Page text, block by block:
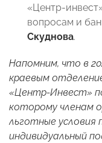
«Центр-
вопросам и
Скуднова.
Напомним, что в
краевым
«Центр-Инвест»
которому членам
льготные условия
индивидуальный